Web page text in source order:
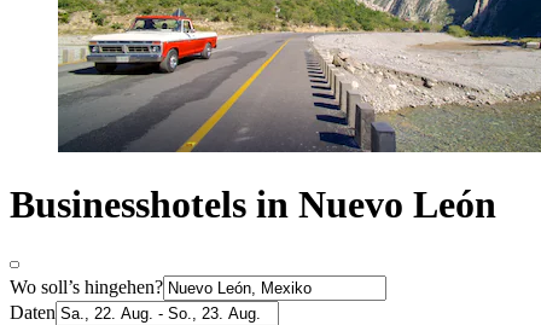
Businesshotels in Nuevo León
Wo soll’s hingehen?
Daten